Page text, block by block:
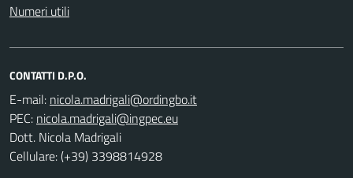
Numeri utili
CONTATTI D.P.O.
E-mail:
PEC:
Dott. Nicola Madrigali
Cellulare: (+39) 3398814928